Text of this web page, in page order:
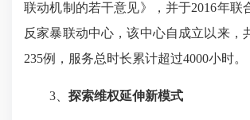
联动机制的若干意见》，并于2016年联
反家暴联动中心，该中心自成立以来，
235例，服务总时长累计超过4000小时。
3、 探索维权延伸新模式